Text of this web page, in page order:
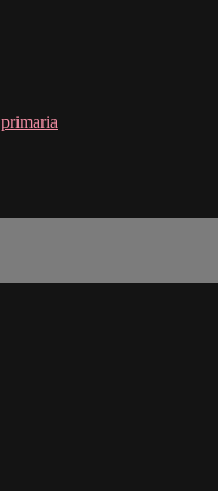
primaria